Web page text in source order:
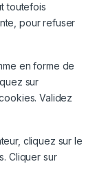
toutefois
pour refuser
en forme de
sur
Validez
cliquez sur le
Cliquer sur